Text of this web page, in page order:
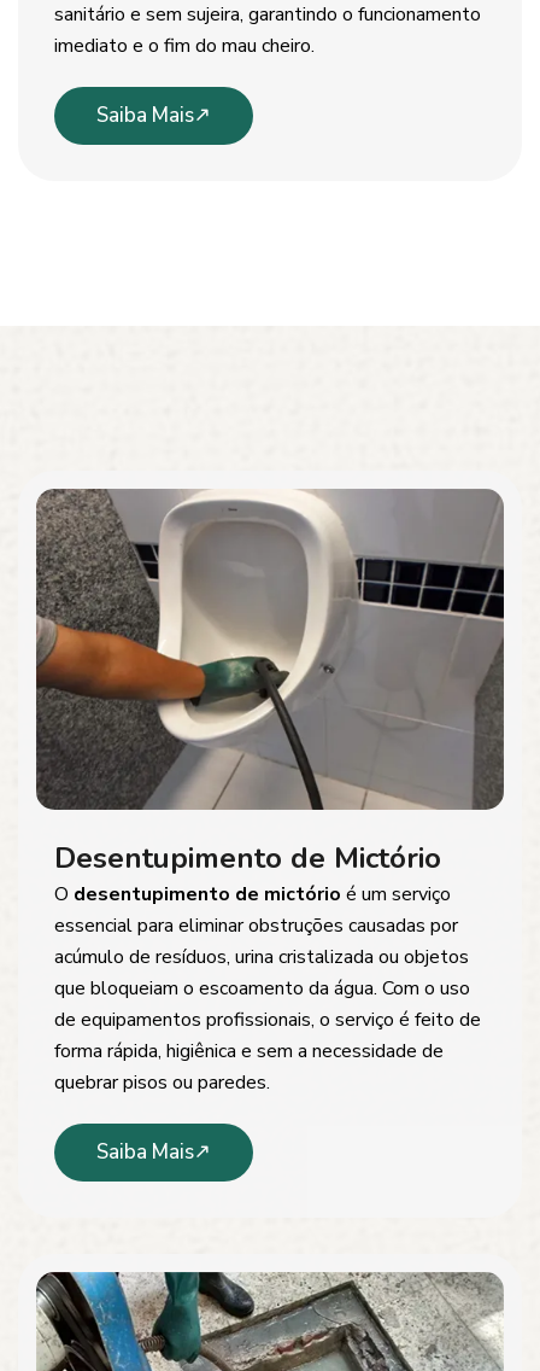
sanitário e sem sujeira, garantindo o funcionamento
imediato e o fim do mau cheiro.
Saiba Mais
Desentupimento de Mictório
O desentupimento de mictório é um serviço
essencial para eliminar obstruções causadas por
acúmulo de resíduos, urina cristalizada ou objetos
que bloqueiam o escoamento da água. Com o uso
de equipamentos profissionais, o serviço é feito de
forma rápida, higiênica e sem a necessidade de
quebrar pisos ou paredes.
Saiba Mais